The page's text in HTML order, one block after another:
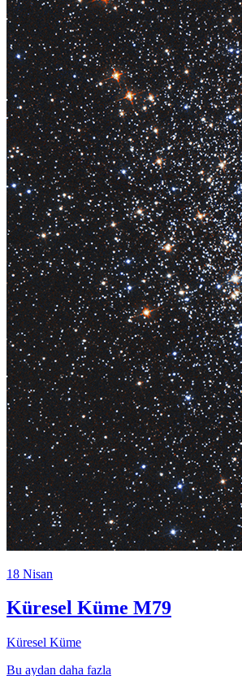
18 Nisan
Küresel Küme M79
Küresel Küme
Bu aydan daha fazla